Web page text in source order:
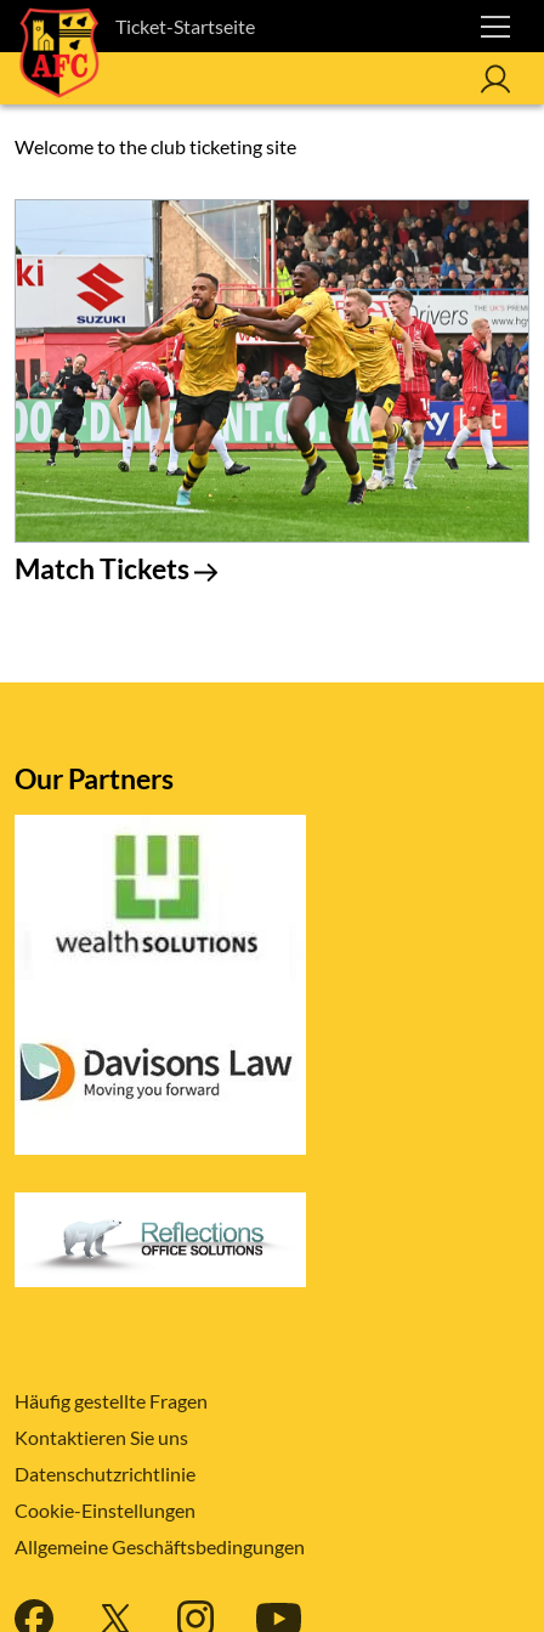
Ticket-Startseite
Welcome to the club ticketing site
Match Tickets
Häufig gestellte Fragen
Kontaktieren Sie uns
Datenschutzrichtlinie
Cookie-Einstellungen
Allgemeine Geschäftsbedingungen
Our Partners